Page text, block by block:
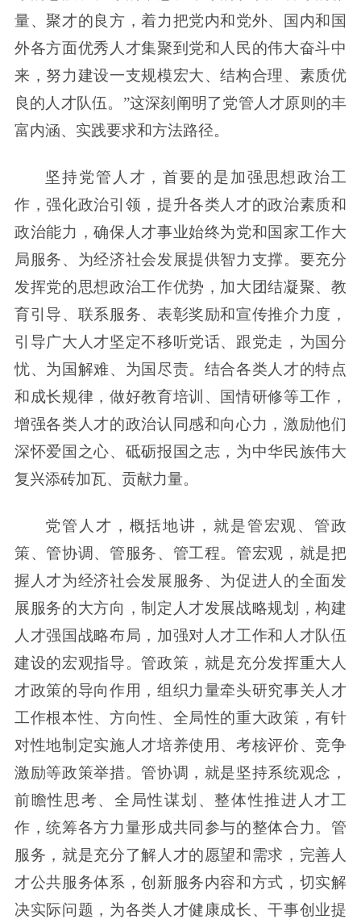
量、聚才的良方，着力把党内和党外、国内和国
外各方面优秀人才集聚到党和人民的伟大奋斗中
来，努力建设一支规模宏大、结构合理、素质优
良的人才队伍。”这深刻阐明了党管人才原则的丰
富内涵、实践要求和方法路径。
坚持党管人才，首要的是加强思想政治工
作，强化政治引领，提升各类人才的政治素质和
政治能力，确保人才事业始终为党和国家工作大
局服务、为经济社会发展提供智力支撑。要充分
发挥党的思想政治工作优势，加大团结凝聚、教
育引导、联系服务、表彰奖励和宣传推介力度，
引导广大人才坚定不移听党话、跟党走，为国分
忧、为国解难、为国尽责。结合各类人才的特点
和成长规律，做好教育培训、国情研修等工作，
增强各类人才的政治认同感和向心力，激励他们
深怀爱国之心、砥砺报国之志，为中华民族伟大
复兴添砖加瓦、贡献力量。
党管人才，概括地讲，就是管宏观、管政
策、管协调、管服务、管工程。管宏观，就是把
握人才为经济社会发展服务、为促进人的全面发
展服务的大方向，制定人才发展战略规划，构建
人才强国战略布局，加强对人才工作和人才队伍
建设的宏观指导。管政策，就是充分发挥重大人
才政策的导向作用，组织力量牵头研究事关人才
工作根本性、方向性、全局性的重大政策，有针
对性地制定实施人才培养使用、考核评价、竞争
激励等政策举措。管协调，就是坚持系统观念，
前瞻性思考、全局性谋划、整体性推进人才工
作，统筹各方力量形成共同参与的整体合力。管
服务，就是充分了解人才的愿望和需求，完善人
才公共服务体系，创新服务内容和方式，切实解
决实际问题，为各类人才健康成长、干事创业提